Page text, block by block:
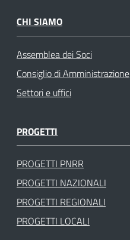
CHI SIAMO
Assemblea dei Soci
Consiglio di Amministrazione
Settori e uffici
PROGETTI
PROGETTI PNRR
PROGETTI NAZIONALI
PROGETTI REGIONALI
PROGETTI LOCALI